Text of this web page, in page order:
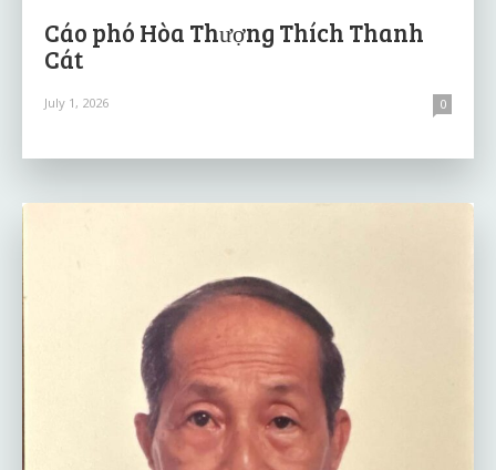
Cáo phó Hòa Thượng Thích Thanh
Cát
July 1, 2026 0